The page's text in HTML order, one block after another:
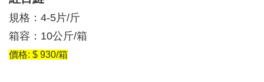
規格：4-5片/斤
箱容：10公斤/箱
價格: $ 930/箱